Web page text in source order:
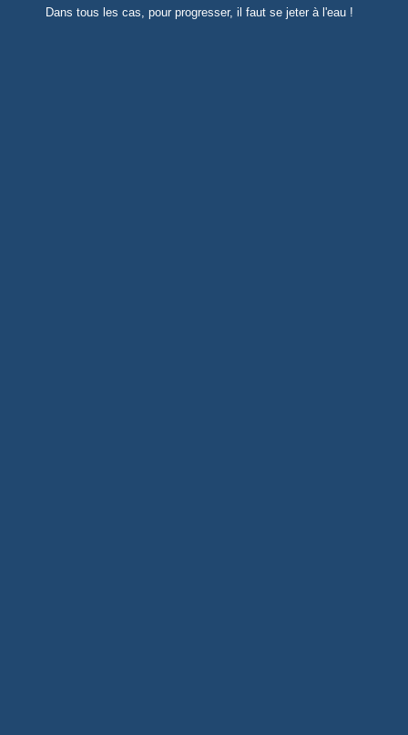
Dans tous les cas, pour progresser, il faut se jeter à l'eau !